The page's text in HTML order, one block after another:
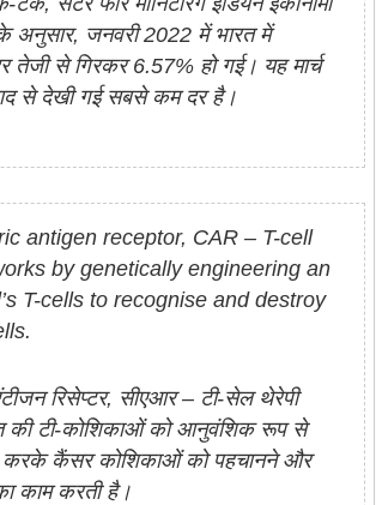
जनवरी 2022 में भारत में
तेजी से गिरकर 6.57% हो गई। यह मार्च
से देखी गई सबसे कम दर है।
antigen receptor, CAR – T-cell
by genetically engineering an
T-cells to recognise and destroy
रिसेप्टर, सीएआर – टी-सेल थेरेपी
की टी-कोशिकाओं को आनुवंशिक रूप से
करके कैंसर कोशिकाओं को पहचानने और
काम करती है।